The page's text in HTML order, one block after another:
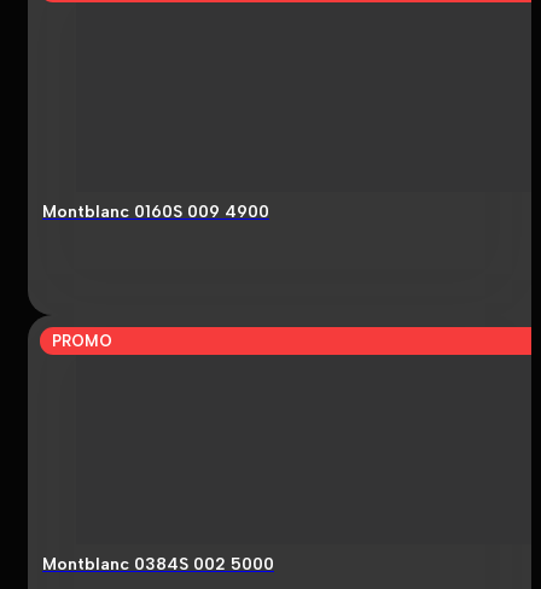
Montblanc 0160S 009 4900
PROMO
Montblanc 0384S 002 5000